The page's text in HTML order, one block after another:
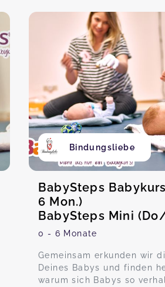
Bindungsliebe
BabySteps
6 Mon.)
BabySteps Mini
0 - 6 Monate
Gemeinsam erkunden wir
Deines Babys und finden
warum sich Babys so